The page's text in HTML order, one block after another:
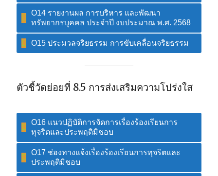
O14 รายงานผล การบริหาร และพัฒนา
ทรัพยากรบุคคล ประจำปี งบประมาณ พ.ศ. 2568
O15 ประมวลจริยธรรม การขับเคลื่อนจริยธรรม
ตัวชี้วัดย่อยที่ 8.5 การส่งเสริมความโปร่งใส
O16 แนวปฏิบัติการจัดการเรื่องร้องเรียนการ
ทุจริตและประพฤติมิชอบ
O17 ช่องทางแจ้งเรื่องร้องเรียนการทุจริตและ
ประพฤติมิชอบ